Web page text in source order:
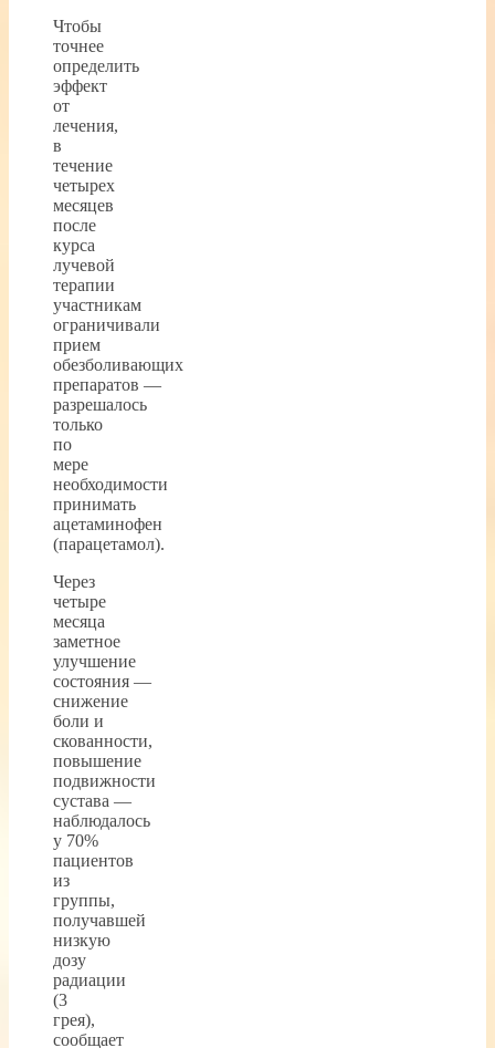
Чтобы
точнее
определить
эффект
от
лечения,
в
течение
четырех
месяцев
после
курса
лучевой
терапии
участникам
ограничивали
прием
обезболивающих
препаратов —
разрешалось
только
по
мере
необходимости
принимать
ацетаминофен
(парацетамол).
Через
четыре
месяца
заметное
улучшение
состояния —
снижение
боли и
скованности,
повышение
подвижности
сустава —
наблюдалось
у 70%
пациентов
из
группы,
получавшей
низкую
дозу
радиации
(3
грея),
сообщает